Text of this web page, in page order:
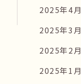
2025年4月
2025年3月
2025年2月
2025年1月